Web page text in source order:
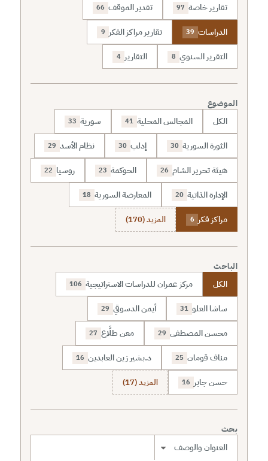
تقارير خاصة 97 تقدير الموقف 66
الدراسات 39 تقارير مراكز الفكر 9
التقرير السنوي 8 التقارير 4
الموضوع
الكل المجالس المحلية 41 سورية 33
الثورة السورية 30 إدلب 30 نظام الأسد 29
هيئة تحرير الشام 26 الحوكمة 23 روسيا 22
الإدارة الذاتية 20 المعارضة السورية 18
مراكز فكر 6 المزيد (170)
الباحث
الكل مركز عمران للدراسات الاستراتيجية 106
ساشا العلو 31 أيمن الدسوقي 29
محسن المصطفى 29 معن طلَّاع 27
مناف قومان 25 د.بشير زين العابدين 16
حسن جابر 16 المزيد (17)
بحث